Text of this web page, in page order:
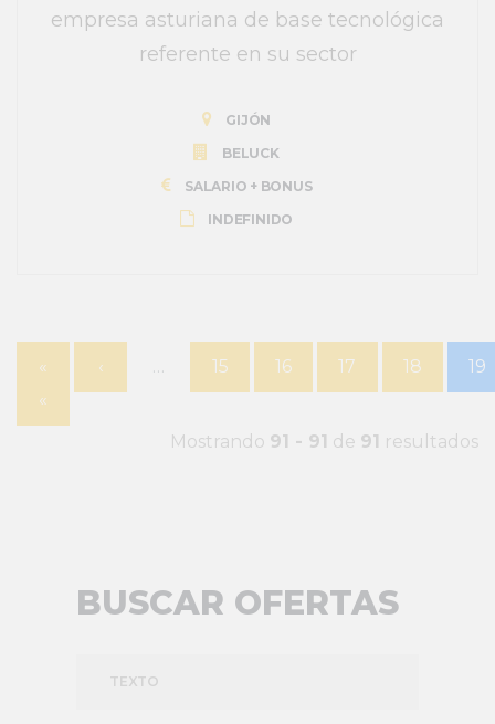
empresa asturiana de base tecnológica
referente en su sector
GIJÓN
BELUCK
SALARIO + BONUS
INDEFINIDO
«
«
‹ … 15 16 17 18 19
Mostrando 91 - 91 de 91 resultados
BUSCAR OFERTAS